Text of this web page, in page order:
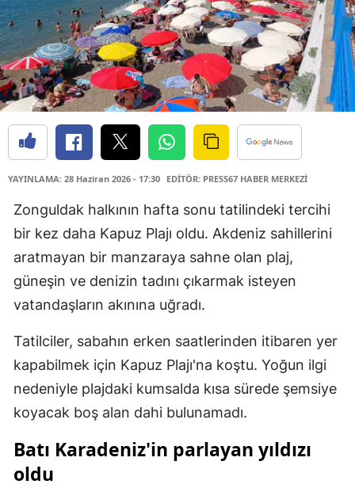
YAYINLAMA: 28 Haziran 2026 - 17:30 EDİTÖR: PRESS67 HABER MERKEZİ
Zonguldak halkının hafta sonu tatilindeki tercihi
bir kez daha Kapuz Plajı oldu. Akdeniz sahillerini
aratmayan bir manzaraya sahne olan plaj,
güneşin ve denizin tadını çıkarmak isteyen
vatandaşların akınına uğradı.
Tatilciler, sabahın erken saatlerinden itibaren yer
kapabilmek için Kapuz Plajı'na koştu. Yoğun ilgi
nedeniyle plajdaki kumsalda kısa sürede şemsiye
koyacak boş alan dahi bulunamadı.
Batı Karadeniz'in parlayan yıldızı
oldu